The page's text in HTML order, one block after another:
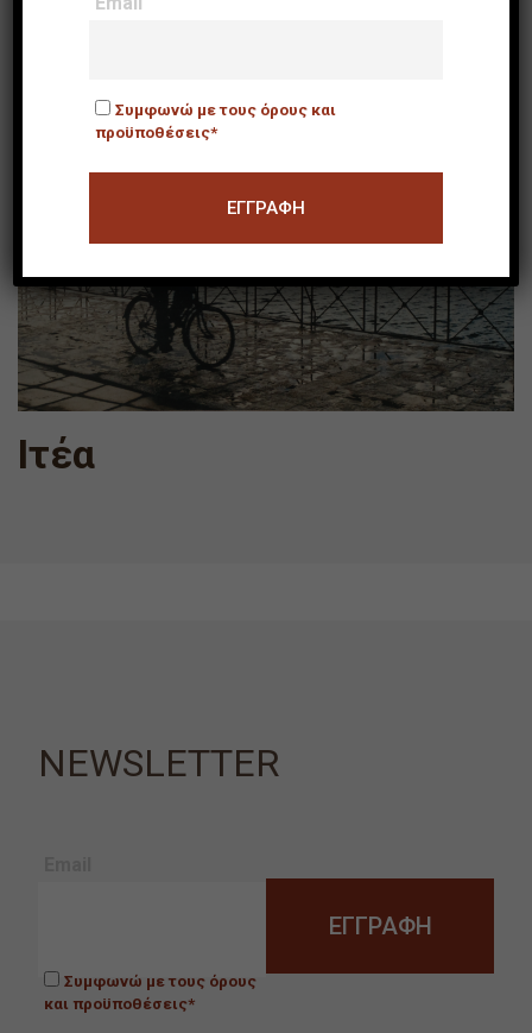
Ιτέα
NEWSLETTER
Συμφωνώ με τους όρους
και προϋποθέσεις*
Συμφωνώ με τους όρους και
προϋποθέσεις*